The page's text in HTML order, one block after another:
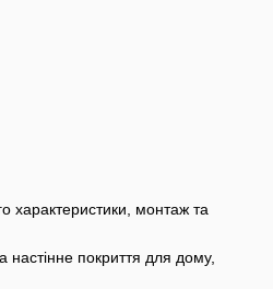
характеристики, монтаж та
покриття для дому,